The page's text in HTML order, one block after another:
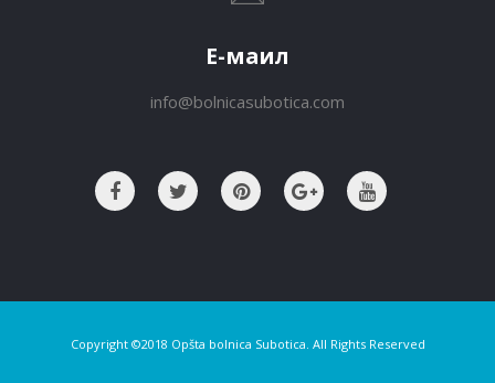
Е-маил
info@bolnicasubotica.com
Copyright ©2018 Opšta bolnica Subotica. All Rights Reserved